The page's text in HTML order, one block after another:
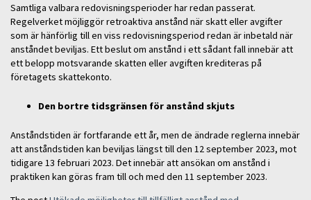
Samtliga valbara redovisningsperioder har redan passerat.
Regelverket möjliggör retroaktiva anstånd när skatt eller avgifter
som är hänförlig till en viss redovisningsperiod redan är inbetald när
anståndet beviljas. Ett beslut om anstånd i ett sådant fall innebär att
ett belopp motsvarande skatten eller avgiften krediteras på
företagets skattekonto.
Den bortre tidsgränsen för anstånd skjuts
Anståndstiden är fortfarande ett år, men de ändrade reglerna innebär
att anståndstiden kan beviljas längst till den 12 september 2023, mot
tidigare 13 februari 2023. Det innebär att ansökan om anstånd i
praktiken kan göras fram till och med den 11 september 2023.